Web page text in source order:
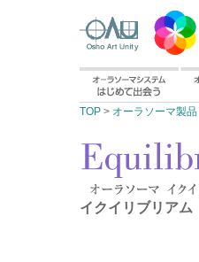
TOP > オーラソーマ製品
イクイリブリアム